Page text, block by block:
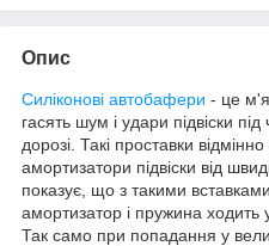
Опис
Силіконові автобафери - це
гасять шум і удари підвіски
дорозі. Такі проставки
амортизатори підвіски від
показує, що з такими
амортизатор і пружина ходить
Так само при попадання у